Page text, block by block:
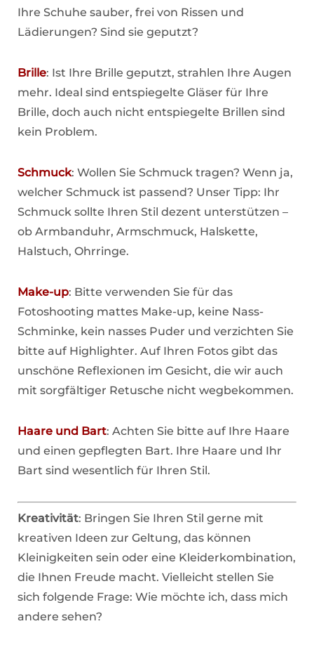
Ihre Schuhe sauber, frei von Rissen und
Lädierungen? Sind sie geputzt?
Brille: Ist Ihre Brille geputzt, strahlen Ihre Augen
mehr. Ideal sind entspiegelte Gläser für Ihre
Brille, doch auch nicht entspiegelte Brillen sind
kein Problem.
Schmuck: Wollen Sie Schmuck tragen? Wenn ja,
welcher Schmuck ist passend? Unser Tipp: Ihr
Schmuck sollte Ihren Stil dezent unterstützen –
ob Armbanduhr, Armschmuck, Halskette,
Halstuch, Ohrringe.
Make-up: Bitte verwenden Sie für das
Fotoshooting mattes Make-up, keine Nass-
Schminke, kein nasses Puder und verzichten Sie
bitte auf Highlighter. Auf Ihren Fotos gibt das
unschöne Reflexionen im Gesicht, die wir auch
mit sorgfältiger Retusche nicht wegbekommen.
Haare und Bart: Achten Sie bitte auf Ihre Haare
und einen gepflegten Bart. Ihre Haare und Ihr
Bart sind wesentlich für Ihren Stil.
Kreativität: Bringen Sie Ihren Stil gerne mit
kreativen Ideen zur Geltung, das können
Kleinigkeiten sein oder eine Kleiderkombination,
die Ihnen Freude macht. Vielleicht stellen Sie
sich folgende Frage: Wie möchte ich, dass mich
andere sehen?